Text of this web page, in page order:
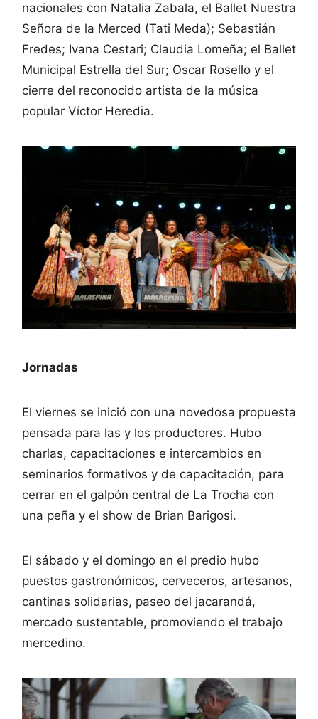
nacionales con Natalia Zabala, el Ballet Nuestra
Señora de la Merced (Tati Meda); Sebastián
Fredes; Ivana Cestari; Claudia Lomeña; el Ballet
Municipal Estrella del Sur; Oscar Rosello y el
cierre del reconocido artista de la música
popular Víctor Heredia.
Jornadas
El viernes se inició con una novedosa propuesta
pensada para las y los productores. Hubo
charlas, capacitaciones e intercambios en
seminarios formativos y de capacitación, para
cerrar en el galpón central de La Trocha con
una peña y el show de Brian Barigosi.
El sábado y el domingo en el predio hubo
puestos gastronómicos, cerveceros, artesanos,
cantinas solidarias, paseo del jacarandá,
mercado sustentable, promoviendo el trabajo
mercedino.